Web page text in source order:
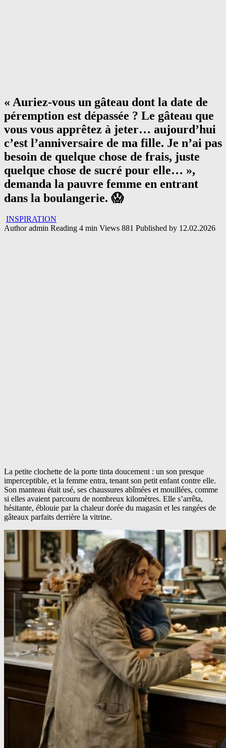
« Auriez-vous un gâteau dont la date de
péremption est dépassée ? Le gâteau que
vous vous apprêtez à jeter… aujourd’hui
c’est l’anniversaire de ma fille. Je n’ai pas
besoin de quelque chose de frais, juste
quelque chose de sucré pour elle… »,
demanda la pauvre femme en entrant
dans la boulangerie. 😱
INSPIRATION
Author admin Reading 4 min Views 881 Published by 12.02.2026
La petite clochette de la porte tinta doucement : un son presque
imperceptible, et la femme entra, tenant son petit enfant contre elle.
Son manteau était usé, ses chaussures abîmées et mouillées, comme
si elles avaient parcouru de nombreux kilomètres. Elle s’arrêta,
hésitante, éblouie par la chaleur dorée du magasin et les rangées de
gâteaux parfaits derrière la vitrine.